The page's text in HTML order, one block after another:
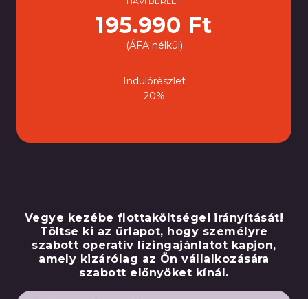
195.990 Ft
(ÁFA nélkül)
Indulórészlet
20%
Vegye kezébe flottaköltségei irányítását!
Töltse ki az űrlapot, hogy személyre
szabott operatív lízingajánlatot kapjon,
amely kizárólag az Ön vállalkozására
szabott előnyöket kínál.